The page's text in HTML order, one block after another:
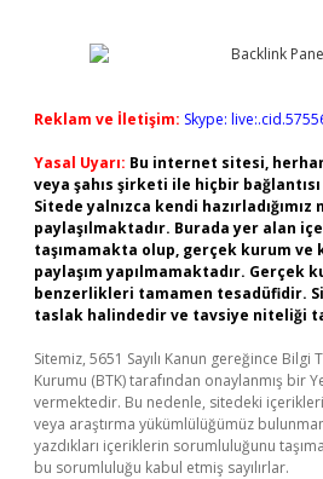
Reklam ve İletişim: Skype:
Yasal Uyarı: Bu internet sitesi,
veya şahıs şirketi ile hiçbir
Sitede yalnızca kendi
paylaşılmaktadır. Burada yer alan
taşımamakta olup, gerçek kurum ve
paylaşım yapılmamaktadır. Gerçek
benzerlikleri tamamen tesadüfidir.
taslak halindedir ve tavsiye niteliği
Sitemiz, 5651 Sayılı Kanun gereğince
Kurumu (BTK) tarafından onaylanmış bir
vermektedir. Bu nedenle, sitedeki
veya araştırma yükümlülüğümüz
yazdıkları içeriklerin sorumluluğunu
bu sorumluluğu kabul etmiş sayılırlar.